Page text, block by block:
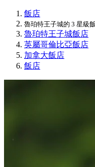
飯店
魯珀特王子城的 3 星級
魯珀特王子城飯店
英屬哥倫比亞飯店
加拿大飯店
飯店